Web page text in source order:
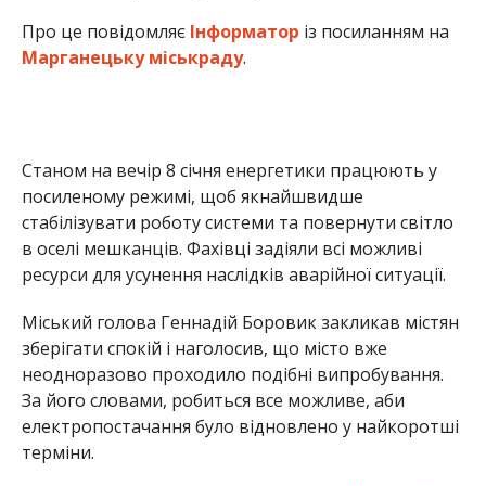
Про це повідомляє Інформатор із посиланням на
Марганецьку міськраду.
Станом на вечір 8 січня енергетики працюють у
посиленому режимі, щоб якнайшвидше
стабілізувати роботу системи та повернути світло
в оселі мешканців. Фахівці задіяли всі можливі
ресурси для усунення наслідків аварійної ситуації.
Міський голова Геннадій Боровик закликав містян
зберігати спокій і наголосив, що місто вже
неодноразово проходило подібні випробування.
За його словами, робиться все можливе, аби
електропостачання було відновлено у найкоротші
терміни.